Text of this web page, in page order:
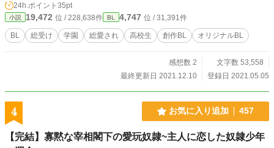
24h.ポイント 35pt
小説 19,472 位 / 228,638件 BL 4,747 位 / 31,391件
BL 総受け 学園 総愛され 高校生 創作BL オリジナルBL
感想数 2
文字数 53,558
最終更新日 2021.12.10
登録日 2021.05.05
4 お気に入り追加 457
【完結】寡黙な宰相閣下の愛玩奴隷~主人に恋した奴隷少年